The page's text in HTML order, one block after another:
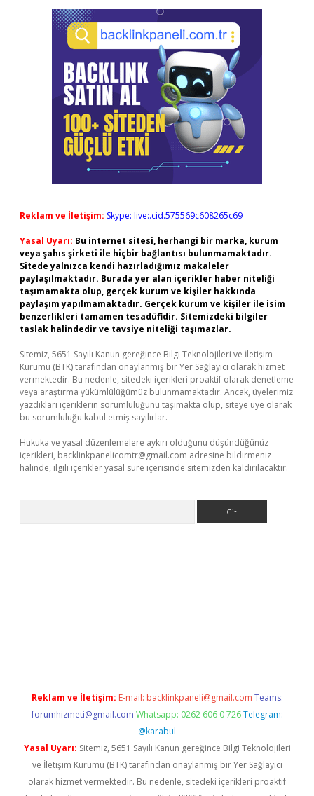
Reklam ve İletişim: Skype: live:.cid.575569c608265c69
Yasal Uyarı: Bu internet sitesi, herhangi bir marka, kurum
veya şahıs şirketi ile hiçbir bağlantısı bulunmamaktadır.
Sitede yalnızca kendi hazırladığımız makaleler
paylaşılmaktadır. Burada yer alan içerikler haber niteliği
taşımamakta olup, gerçek kurum ve kişiler hakkında
paylaşım yapılmamaktadır. Gerçek kurum ve kişiler ile isim
benzerlikleri tamamen tesadüfidir. Sitemizdeki bilgiler
taslak halindedir ve tavsiye niteliği taşımazlar.
Sitemiz, 5651 Sayılı Kanun gereğince Bilgi Teknolojileri ve İletişim
Kurumu (BTK) tarafından onaylanmış bir Yer Sağlayıcı olarak hizmet
vermektedir. Bu nedenle, sitedeki içerikleri proaktif olarak denetleme
veya araştırma yükümlülüğümüz bulunmamaktadır. Ancak, üyelerimiz
yazdıkları içeriklerin sorumluluğunu taşımakta olup, siteye üye olarak
bu sorumluluğu kabul etmiş sayılırlar.
Hukuka ve yasal düzenlemelere aykırı olduğunu düşündüğünüz
içerikleri, backlinkpanelicomtr@gmail.com adresine bildirmeniz
halinde, ilgili içerikler yasal süre içerisinde sitemizden kaldırılacaktır.
Reklam ve İletişim: E-mail: backlinkpaneli@gmail.com Teams:
forumhizmeti@gmail.com Whatsapp: 0262 606 0 726 Telegram:
@karabul
Yasal Uyarı: Sitemiz, 5651 Sayılı Kanun gereğince Bilgi Teknolojileri
ve İletişim Kurumu (BTK) tarafından onaylanmış bir Yer Sağlayıcı
olarak hizmet vermektedir. Bu nedenle, sitedeki içerikleri proaktif